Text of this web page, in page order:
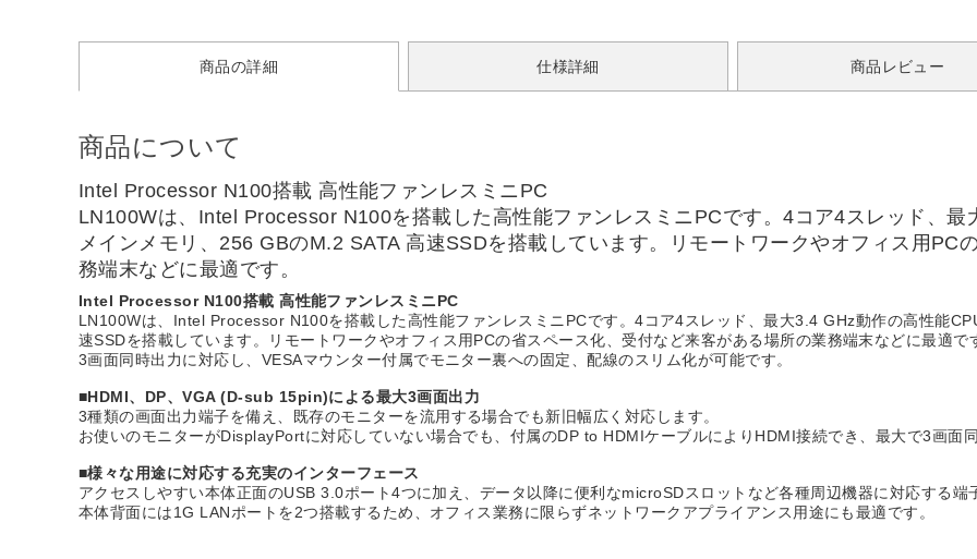
商品の詳細 仕様詳細 商品レビュー
商品について
Intel Processor N100搭載 高性能ファンレスミニPC
LN100Wは、Intel Processor N100を搭載した高性能ファンレスミニPCです。4コア4スレッド、
メインメモリ、256 GBのM.2 SATA 高速SSDを搭載しています。リモートワークやオフィス用PC
務端末などに最適です。
Intel Processor N100搭載 高性能ファンレスミニPC
LN100Wは、Intel Processor N100を搭載した高性能ファンレスミニPCです。4コア4スレッド、最大3.4 GHz動作の高性能
速SSDを搭載しています。リモートワークやオフィス用PCの省スペース化、受付など来客がある場所の業務端末などに最適
3画面同時出力に対応し、VESAマウンター付属でモニター裏への固定、配線のスリム化が可能です。
■HDMI、DP、VGA (D-sub 15pin)による最大3画面出力
3種類の画面出力端子を備え、既存のモニターを流用する場合でも新旧幅広く対応します。
お使いのモニターがDisplayPortに対応していない場合でも、付属のDP to HDMIケーブルによりHDMI接続でき、最大で3画面同
■様々な用途に対応する充実のインターフェース
アクセスしやすい本体正面のUSB 3.0ポート4つに加え、データ以降に便利なmicroSDスロットなど各種周辺機器に対応する端
本体背面には1G LANポートを2つ搭載するため、オフィス業務に限らずネットワークアプライアンス用途にも最適です。